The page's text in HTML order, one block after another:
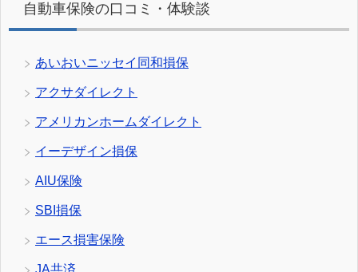
自動車保険の口コミ・体験談
あいおいニッセイ同和損保
アクサダイレクト
アメリカンホームダイレクト
イーデザイン損保
AIU保険
SBI損保
エース損害保険